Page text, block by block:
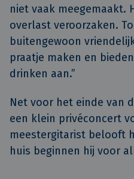
niet vaak meegemaakt.
overlast veroorzaken.
buitengewoon
praatje maken en
drinken aan.”
Net voor het einde van
een klein privéconcert
meestergitarist belooft
huis beginnen hij voor